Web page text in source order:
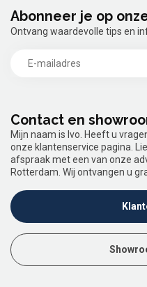
Contact en
Mijn naam is Ivo. Heeft u
onze klantenservice pagina.
afspraak met een van onze
Rotterdam. Wij ontvangen u
Abonneer je op
Ontvang waardevolle tips en